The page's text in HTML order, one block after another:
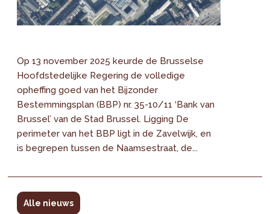
Op 13 november 2025 keurde de Brusselse
Hoofdstedelijke Regering de volledige
opheffing goed van het Bijzonder
Bestemmingsplan (BBP) nr. 35-10/11 ‘Bank van
Brussel’ van de Stad Brussel. Ligging De
perimeter van het BBP ligt in de Zavelwijk, en
is begrepen tussen de Naamsestraat, de...
Alle nieuws